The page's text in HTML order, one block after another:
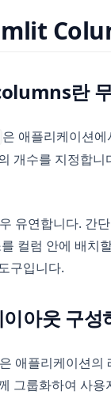
란
은 애플리케이션
개수를 지정합니
유연합니다. 간
컬럼 안에 배치
구입니다.
아웃 구성
애플리케이션의
그룹화하여 사